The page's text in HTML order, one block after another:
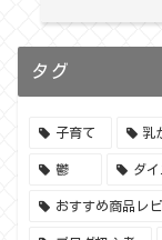
タグ
子育て 乳
鬱 ダイ
おすすめ商品レ